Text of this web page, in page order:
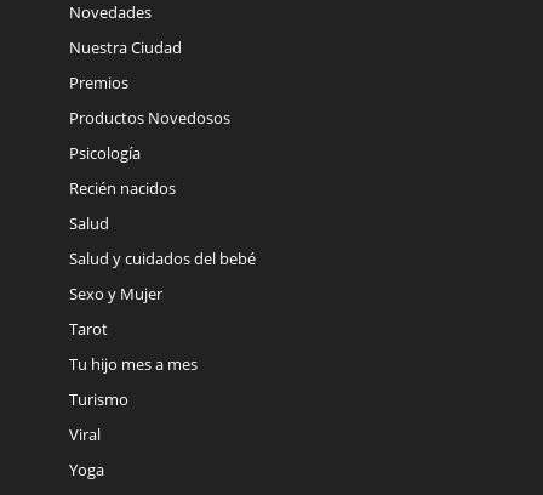
Novedades
Nuestra Ciudad
Premios
Productos Novedosos
Psicología
Recién nacidos
Salud
Salud y cuidados del bebé
Sexo y Mujer
Tarot
Tu hijo mes a mes
Turismo
Viral
Yoga